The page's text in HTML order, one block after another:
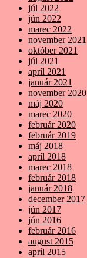
júl 2022
jún 2022
marec 2022
november 2021
október 2021
júl 2021
apríl 2021
január 2021
november 2020
máj 2020
marec 2020
február 2020
február 2019
máj 2018
apríl 2018
marec 2018
február 2018
január 2018
december 2017
jún 2017
jún 2016
február 2016
august 2015
apríl 2015